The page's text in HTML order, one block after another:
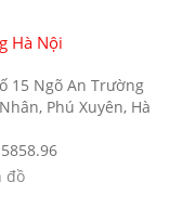
Hà Nội
15 Ngõ An Trường
Phú Xuyên, Hà
đồ